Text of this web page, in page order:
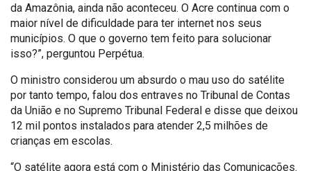
da Amazônia, ainda não aconteceu. O Acre continua com o
maior nível de dificuldade para ter internet nos seus
municípios. O que o governo tem feito para solucionar
isso?”, perguntou Perpétua.
O ministro considerou um absurdo o mau uso do satélite
por tanto tempo, falou dos entraves no Tribunal de Contas
da União e no Supremo Tribunal Federal e disse que deixou
12 mil pontos instalados para atender 2,5 milhões de
crianças em escolas.
“O satélite agora está com o Ministério das Comunicações.